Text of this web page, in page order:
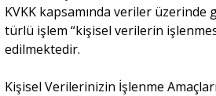
Yorum -
KVKK kapsamında veriler
türlü işlem “kişisel verilerin
edilmektedir.
Kişisel Verilerinizin İşlenme